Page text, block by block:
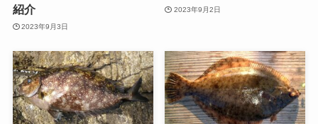
紹介
2023年9月3日
2023年9月2日